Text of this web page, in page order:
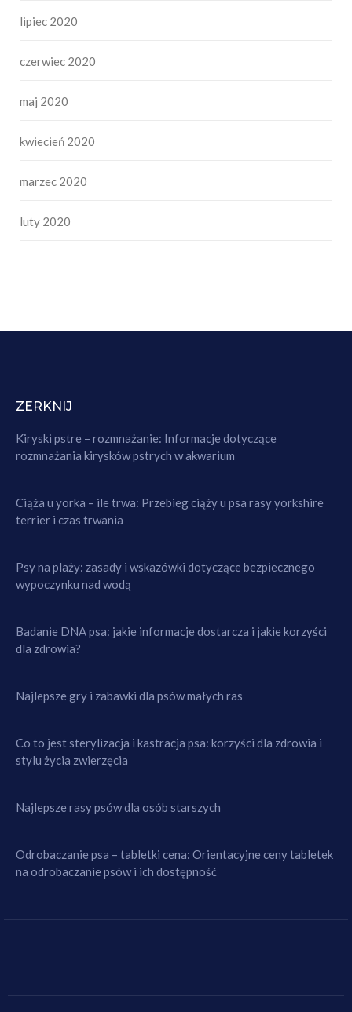
lipiec 2020
czerwiec 2020
maj 2020
kwiecień 2020
marzec 2020
luty 2020
ZERKNIJ
Kiryski pstre – rozmnażanie: Informacje dotyczące
rozmnażania kirysków pstrych w akwarium
Ciąża u yorka – ile trwa: Przebieg ciąży u psa rasy yorkshire
terrier i czas trwania
Psy na plaży: zasady i wskazówki dotyczące bezpiecznego
wypoczynku nad wodą
Badanie DNA psa: jakie informacje dostarcza i jakie korzyści
dla zdrowia?
Najlepsze gry i zabawki dla psów małych ras
Co to jest sterylizacja i kastracja psa: korzyści dla zdrowia i
stylu życia zwierzęcia
Najlepsze rasy psów dla osób starszych
Odrobaczanie psa – tabletki cena: Orientacyjne ceny tabletek
na odrobaczanie psów i ich dostępność